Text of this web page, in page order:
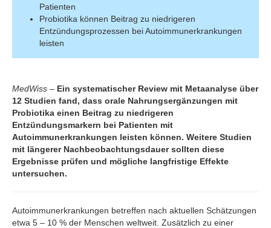
Patienten
Probiotika können Beitrag zu niedrigeren
Entzündungsprozessen bei Autoimmunerkrankungen
leisten
MedWiss – Ein systematischer Review mit Metaanalyse über
12 Studien fand, dass orale Nahrungsergänzungen mit
Probiotika einen Beitrag zu niedrigeren
Entzündungsmarkern bei Patienten mit
Autoimmunerkrankungen leisten können. Weitere Studien
mit längerer Nachbeobachtungsdauer sollten diese
Ergebnisse prüfen und mögliche langfristige Effekte
untersuchen.
Autoimmunerkrankungen betreffen nach aktuellen Schätzungen
etwa 5 – 10 % der Menschen weltweit. Zusätzlich zu einer